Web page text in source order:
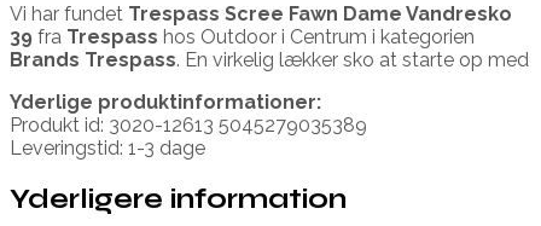
Vi har fundet Trespass Scree Fawn Dame Vandresko
39 fra Trespass hos Outdoor i Centrum i kategorien
Brands Trespass. En virkelig lækker sko at starte op med
Yderlige produktinformationer:
Produkt id: 3020-12613 5045279035389
Leveringstid: 1-3 dage
Yderligere information